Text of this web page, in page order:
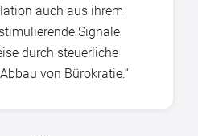
auch aus ihrem
Signale
durch steuerliche
von Bürokratie.“